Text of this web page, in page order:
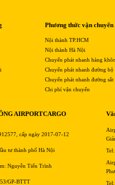
Phương thức vận chuyển
Nội thành TP.HCM
Nội thành Hà Nội
Chuyển phát nhanh hàng
Chuyển phát nhanh đường bộ
Chuyển phát nhanh đường sắt
Chi phí vận chuyển
AIRPORTCARGO
cấp ngày 2017-07-12
tư thành phố Hà Nội
Nguyễn Tiến Trình
GP-BTTT